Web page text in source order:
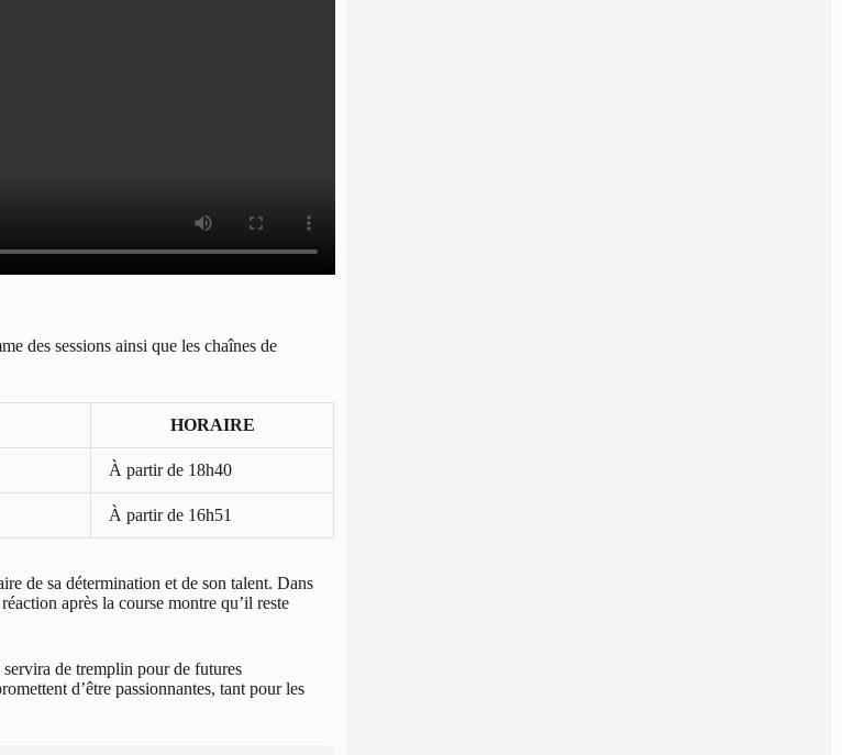
des sessions ainsi que les chaînes de
HORAIRE
À partir de 18h40
À partir de 16h51
de sa détermination et de son talent. Dans
après la course montre qu’il reste
de tremplin pour de futures
d’être passionnantes, tant pour les